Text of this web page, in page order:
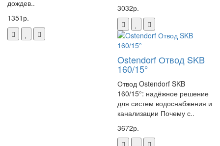
дождев..
1351р.
3032р.
Ostendorf Отвод SKB
160/15°
Отвод Ostendorf SKB
160/15°: надёжное решение
для систем водоснабжения и
канализации Почему с..
3672р.